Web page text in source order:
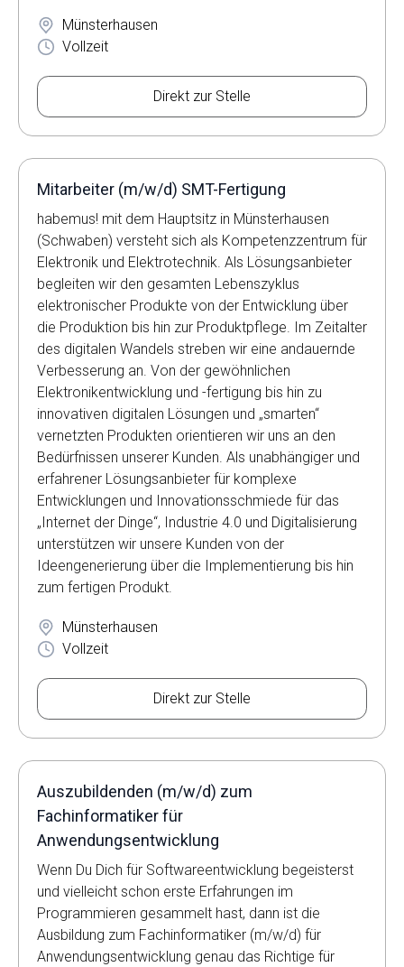
Münsterhausen
Vollzeit
Direkt zur Stelle
Mitarbeiter (m/w/d) SMT-Fertigung
habemus! mit dem Hauptsitz in Münsterhausen
(Schwaben) versteht sich als Kompetenzzentrum für
Elektronik und Elektrotechnik. Als Lösungsanbieter
begleiten wir den gesamten Lebenszyklus
elektronischer Produkte von der Entwicklung über
die Produktion bis hin zur Produktpflege. Im Zeitalter
des digitalen Wandels streben wir eine andauernde
Verbesserung an. Von der gewöhnlichen
Elektronikentwicklung und -fertigung bis hin zu
innovativen digitalen Lösungen und „smarten“
vernetzten Produkten orientieren wir uns an den
Bedürfnissen unserer Kunden. Als unabhängiger und
erfahrener Lösungsanbieter für komplexe
Entwicklungen und Innovationsschmiede für das
„Internet der Dinge“, Industrie 4.0 und Digitalisierung
unterstützen wir unsere Kunden von der
Ideengenerierung über die Implementierung bis hin
zum fertigen Produkt.
Münsterhausen
Vollzeit
Direkt zur Stelle
Auszubildenden (m/w/d) zum
Fachinformatiker für
Anwendungsentwicklung
Wenn Du Dich für Softwareentwicklung begeisterst
und vielleicht schon erste Erfahrungen im
Programmieren gesammelt hast, dann ist die
Ausbildung zum Fachinformatiker (m/w/d) für
Anwendungsentwicklung genau das Richtige für